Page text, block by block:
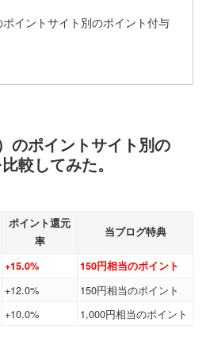
イントサイト別のポイント付与
のポイントサイト別の
較してみた。
ポイント還元
率
当ブログ特典
+15.0% 150円相当のポイント
+12.0%
150円相当のポイント
+10.0% 1,000円相当のポイント